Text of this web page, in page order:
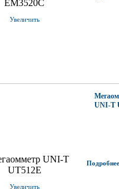
Увеличить
UNI-T
Увеличить